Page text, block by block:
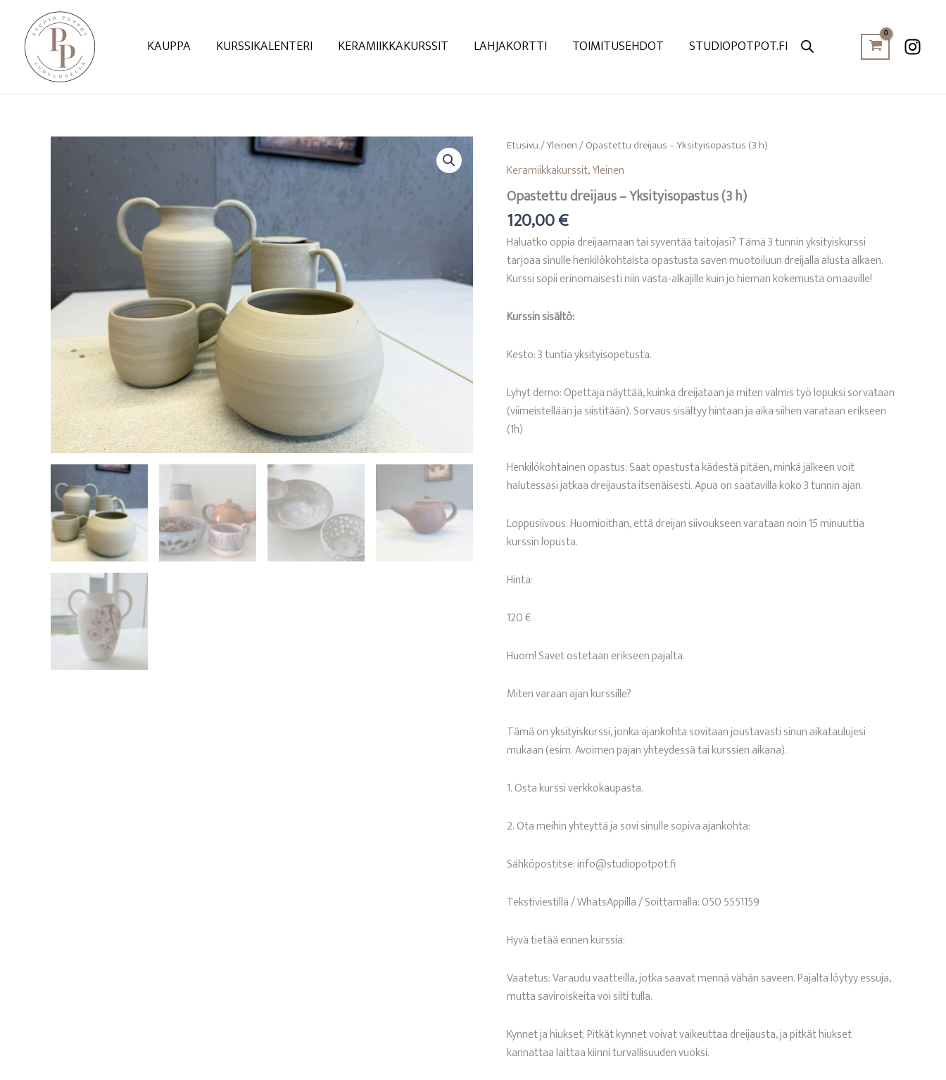
sisältöön
KAUPPA KURSSIKALENTERI KERAMIIKKAKURSSIT LAHJAKORTTI TOIMITUSEHDOT STUDIOPOTPOT.FI
Etusivu/Yleinen/ Opastettu dreijaus – Yksityisopastus (3 h)
Keramiikkakurssit,Yleinen
Opastettu dreijaus – Yksityisopastus (3 h)
120,00€
Haluatko oppia dreijaamaan tai syventää taitojasi? Tämä 3 tunnin yksityiskurssi
tarjoaa sinulle henkilökohtaista opastusta saven muotoiluun dreijalla alusta alkaen.
Kurssi sopii erinomaisesti niin vasta-alkajille kuin jo hieman kokemusta omaaville!
Kurssin sisältö:
Kesto: 3 tuntia yksityisopetusta.
Lyhyt demo: Opettaja näyttää, kuinka dreijataan ja miten valmis työ lopuksi sorvataan
(viimeistellään ja siistitään). Sorvaus sisältyy hintaan ja aika siihen varataan erikseen
(1h)
Henkilökohtainen opastus: Saat opastusta kädestä pitäen, minkä jälkeen voit
halutessasi jatkaa dreijausta itsenäisesti. Apua on saatavilla koko 3 tunnin ajan.
Loppusiivous: Huomioithan, että dreijan siivoukseen varataan noin 15 minuuttia
kurssin lopusta.
Hinta:
120 €
Huom! Savet ostetaan erikseen pajalta.
Miten varaan ajan kurssille?
Tämä on yksityiskurssi, jonka ajankohta sovitaan joustavasti sinun aikataulujesi
mukaan (esim. Avoimen pajan yhteydessä tai kurssien aikana).
1. Osta kurssi verkkokaupasta.
2. Ota meihin yhteyttä ja sovi sinulle sopiva ajankohta:
Sähköpostitse:info@studiopotpot.fi
Tekstiviestillä / WhatsAppilla / Soittamalla: 050 5551159
Hyvä tietää ennen kurssia:
Vaatetus: Varaudu vaatteilla, jotka saavat mennä vähän saveen. Pajalta löytyy essuja,
mutta saviroiskeita voi silti tulla.
Kynnet ja hiukset: Pitkät kynnet voivat vaikeuttaa dreijausta, ja pitkät hiukset
kannattaa laittaa kiinni turvallisuuden vuoksi.